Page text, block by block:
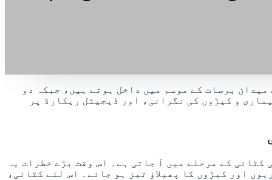
برسات کے موسم میں داخل ہوتے ہیں، جبکہ دو
و کیڑوں کی نگرانی، اور ڈیجیٹل ریکارڈ پر
کے مرحلے میں آ جاتی ہے۔ اس وقت بڑے خطرات یہ
اور کیڑوں کا پھیلاؤ تیز ہو جائے۔ اس لئے کٹائی،